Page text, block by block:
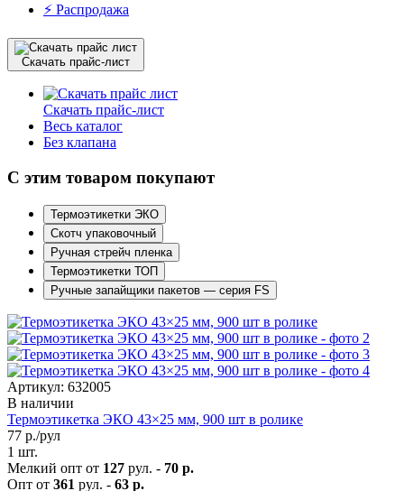
⚡️ Распродажа
Скачать прайс-лист
Скачать прайс-лист
Весь каталог
Без клапана
С этим товаром покупают
Термоэтикетки ЭКО
Скотч упаковочный
Ручная стрейч пленка
Термоэтикетки ТОП
Ручные запайщики пакетов — серия FS
Артикул: 632005
В наличии
Термоэтикетка ЭКО 43×25 мм, 900 шт в ролике
77 р./рул
1 шт.
Мелкий опт от 127 рул. - 70 р.
Опт от 361 рул. - 63 р.